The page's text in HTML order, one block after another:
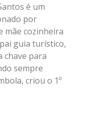
é um
por
mãe cozinheira
guia turístico,
chave para
sempre
criou o 1º